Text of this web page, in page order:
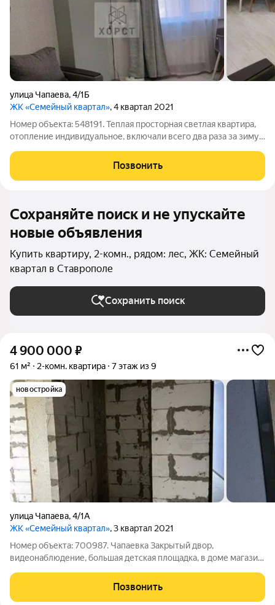
улица Чапаева,4/1Б
ЖК «Семейный квартал», 4 квартал 2021
Номер объекта: 548191. Теплая просторная светлая квартира,
отопление индивидуальное, включали всего два раза за зиму,
Мебель и техника остаётся!Позвонить
Сохраняйте поиск и не упускайте
новые объявления
Купить квартиру, 2-комн., рядом: лес, ЖК: Семейный
квартал в Ставрополе
Сохранить поиск
4 900 000 ₽
61 м² 2-комн. квартира 7 этаж из 9
новостройка
улица Чапаева,4/1А
ЖК «Семейный квартал», 3 квартал 2021
Номер объекта: 700987. Чапаевка Закрытый двор,
видеонаблюдение, большая детская площадка, в доме магазин
Позвонить